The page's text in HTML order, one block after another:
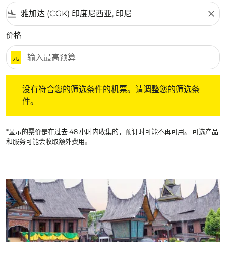
flight_land close
价格
元
没有符合您的筛选条件的机票。请调整您的筛选条
件。
*显示的票价是在过去 48 小时内收集的，预订时可能不再可用。 可选产品
和服务可能会收取额外费用。